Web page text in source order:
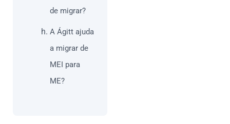
de migrar?
A Ágitt ajuda
a migrar de
MEI para
ME?